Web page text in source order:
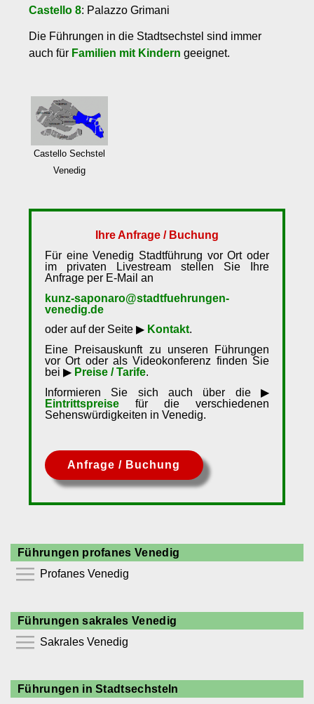
Castello 8: Palazzo Grimani
Die Führungen in die Stadtsechstel sind immer
auch für Familien mit Kindern geeignet.
Castello Sechstel
Venedig
Ihre Anfrage / Buchung
Für eine Venedig Stadtführung vor Ort oder
im privaten Livestream stellen Sie Ihre
Anfrage per E-Mail an
kunz-saponaro@stadtfuehrungen-
venedig.de
oder auf der Seite ▶ Kontakt.
Eine Preisauskunft zu unseren Führungen
vor Ort oder als Videokonferenz finden Sie
bei ▶ Preise / Tarife.
Informieren Sie sich auch über die ▶
Eintrittspreisefür die verschiedenen
Sehenswürdigkeiten in Venedig.
Anfrage / Buchung
Führungen profanes Venedig
Profanes Venedig
Akademie Venedig
Canal Grande
Dogenpalast
Klassische Moderne
Führungen sakrales Venedig
Sakrales Venedig
Markuskirche
Führungen in Stadtsechsteln